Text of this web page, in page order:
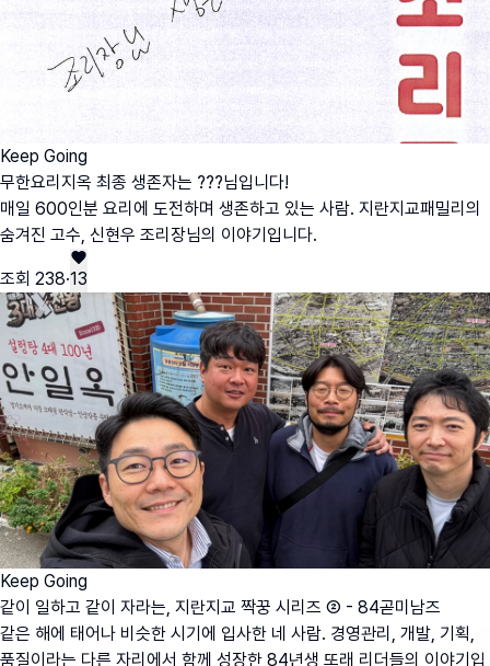
Keep Going
무한요리지옥 최종 생존자는 ???님입니다!
매일 600인분 요리에 도전하며 생존하고 있는 사람. 지란지교패밀리의
숨겨진 고수, 신현우 조리장님의 이야기입니다.
조회 238·13
Keep Going
같이 일하고 같이 자라는, 지란지교 짝꿍 시리즈 ② - 84곧미남즈
같은 해에 태어나 비슷한 시기에 입사한 네 사람. 경영관리, 개발, 기획,
품질이라는 다른 자리에서 함께 성장한 84년생 또래 리더들의 이야기입